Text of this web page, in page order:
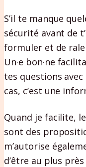
S’il te manque
sécurité avant de
formuler et de
Un·e bon·ne
tes questions avec
cas, c’est une
Quand je facilite,
sont des
m’autorise
d’être au plus